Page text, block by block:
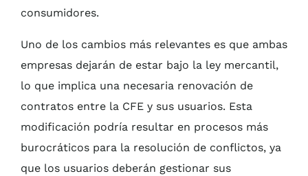
consumidores.
Uno de los cambios más relevantes es que ambas
empresas dejarán de estar bajo la ley mercantil,
lo que implica una necesaria renovación de
contratos entre la CFE y sus usuarios. Esta
modificación podría resultar en procesos más
burocráticos para la resolución de conflictos, ya
que los usuarios deberán gestionar sus